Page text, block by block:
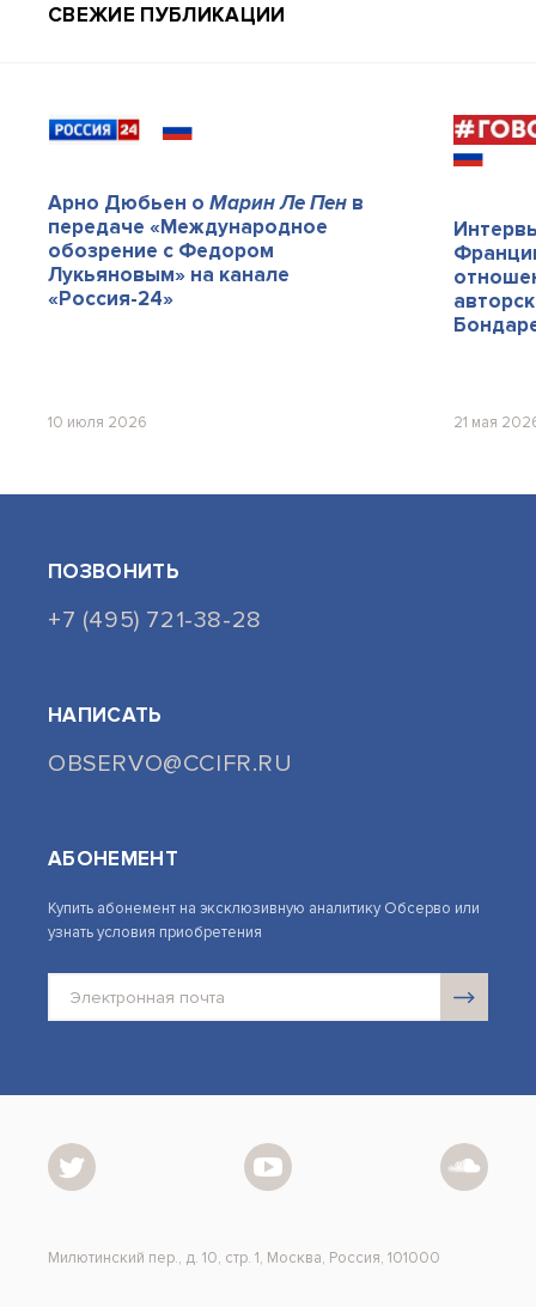
СВЕЖИЕ ПУБЛИКАЦИИ
Арно Дюбьен о Марин Ле Пен в
передаче «Международное
обозрение с Федором
Лукьяновым» на канале
«Россия-24»
10 июля 2026 21 мая
ПОЗВОНИТЬ
+7 (495) 721-38-28
НАПИСАТЬ
OBSERVO@CCIFR.RU
АБОНЕМЕНТ
Купить абонемент на эксклюзивную аналитику Обсерво или
узнать условия приобретения
Милютинский пер., д. 10, стр. 1, Москва, Россия, 101000